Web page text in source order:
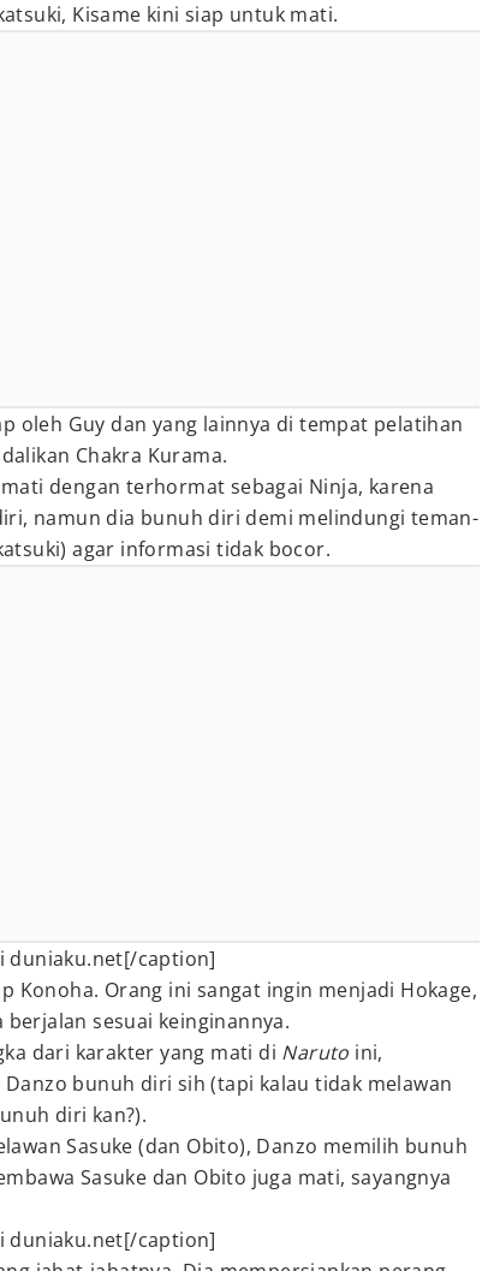
Kisame kini siap untuk mati.
oleh Guy dan yang lainnya di tempat pelatihan
Chakra Kurama.
dengan terhormat sebagai Ninja, karena
namun dia bunuh diri demi melindungi teman-
agar informasi tidak bocor.
duniaku.net[/caption]
Konoha. Orang ini sangat ingin menjadi Hokage,
sesuai keinginannya.
dari karakter yang mati di Naruto ini,
bunuh diri sih (tapi kalau tidak melawan
diri kan?).
Sasuke (dan Obito), Danzo memilih bunuh
Sasuke dan Obito juga mati, sayangnya
duniaku.net[/caption]